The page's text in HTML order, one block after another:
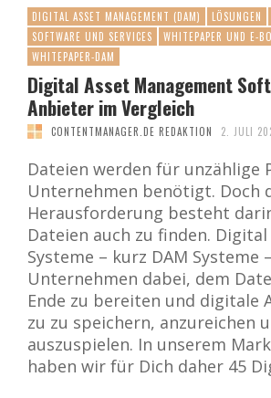
DIGITAL ASSET MANAGEMENT (DAM) LÖSUNGEN
SOFTWARE UND SERVICES
WHITEPAPER UND E-
WHITEPAPER-DAM
Digital Asset Management
Anbieter im Vergleich
CONTENTMANAGER.DE REDAKTION 2. JULI
Dateien werden für unzählige
Unternehmen benötigt. Doch
Herausforderung besteht
Dateien auch zu finden.
Systeme – kurz DAM Systeme
Unternehmen dabei, dem
Ende zu bereiten und digitale
zu zu speichern, anzureichen
auszuspielen. In unserem
haben wir für Dich daher 45